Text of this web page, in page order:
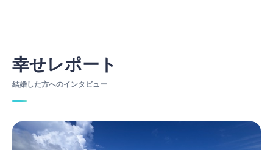
幸せレポート
結婚した方へのインタビュー